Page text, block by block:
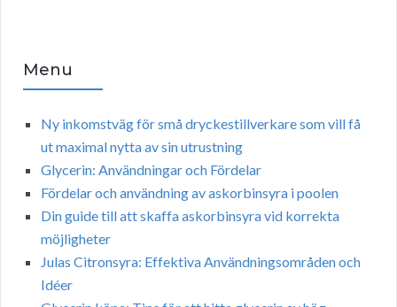
Menu
Ny inkomstväg för små dryckestillverkare som vill få
ut maximal nytta av sin utrustning
Glycerin: Användningar och Fördelar
Fördelar och användning av askorbinsyra i poolen
Din guide till att skaffa askorbinsyra vid korrekta
möjligheter
Julas Citronsyra: Effektiva Användningsområden och
Idéer